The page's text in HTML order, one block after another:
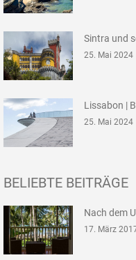
Sintra und
25. Mai 2024
Lissabon |
25. Mai 2024
BELIEBTE BEITRÄGE
Nach dem
17. März